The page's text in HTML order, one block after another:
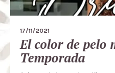
17/11/2021
El color de pelo
Temporada